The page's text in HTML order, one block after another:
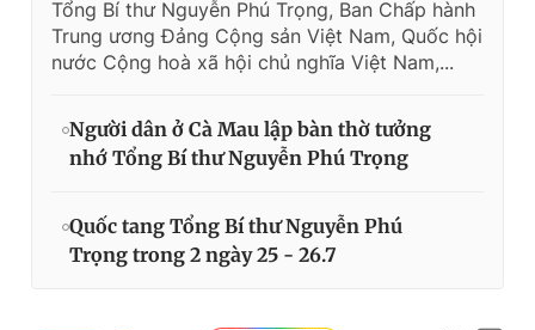
Tổng Bí thư Nguyễn Phú Trọng, Ban Chấp hành
Trung ương Đảng Cộng sản Việt Nam, Quốc hội
nước Cộng hoà xã hội chủ nghĩa Việt Nam,...
Người dân ở Cà Mau lập bàn thờ tưởng
nhớ Tổng Bí thư Nguyễn Phú Trọng
Quốc tang Tổng Bí thư Nguyễn Phú
Trọng trong 2 ngày 25 - 26.7